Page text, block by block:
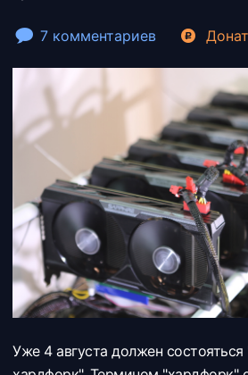
7 комментариев Донат
Уже 4 августа должен